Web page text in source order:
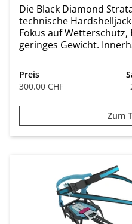
Die Black Diamond
technische
Fokus auf
geringes Gewicht.
Preis
300.00 CHF
Zum